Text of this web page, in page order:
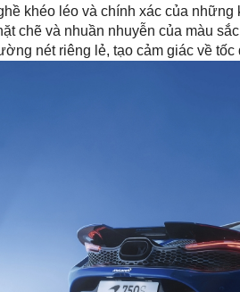
khéo léo và chính xác của
chẽ và nhuần nhuyễn của màu
nét riêng lẻ, tạo cảm giác về